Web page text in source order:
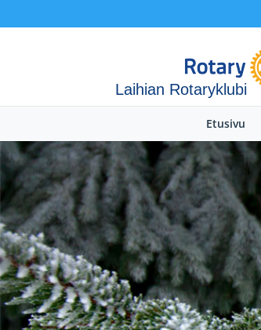
Laihian Rotaryklubi
Etusivu